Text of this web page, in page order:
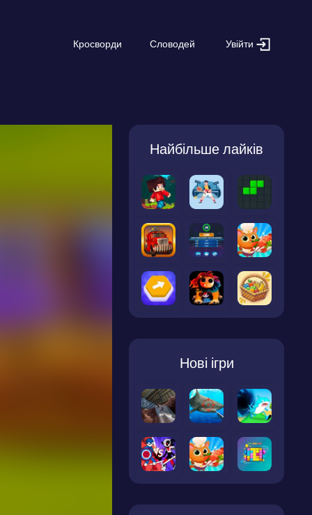
Кросворди Словодей Увійти
Найбільше лайків
Нові ігри